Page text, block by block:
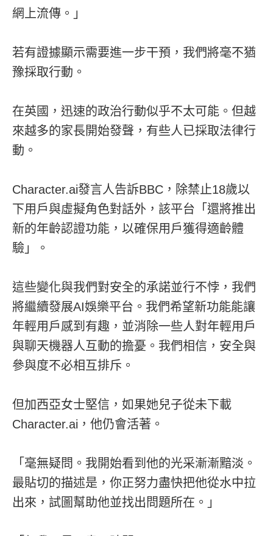
網上流傳。」
若有證據顯示需要進一步干預，我們將毫不猶
豫採取行動。
在英國，迅速的政治行動似乎不太可能。但越
來越多的家長開始發聲，有些人已採取法律行
動。
Character.ai發言人告訴BBC，除禁止18歲以
下用戶與虛擬角色對話外，該平台「還將推出
新的年齡認證功能，以確保用戶獲得適齡體
驗」。
這些變化與我們對安全的承諾並行不悖，我們
將繼續發展AI娛樂平台。我們希望新功能能讓
年輕用戶感到有趣，並消除一些人對年輕用戶
與聊天機器人互動的擔憂。我們相信，安全與
參與度不必相互排斥。
但加西亞女士堅信，如果她兒子從未下載
Character.ai，他仍會活著。
「毫無疑問。我開始看到他的光采漸漸黯淡。
最貼切的描述是，你正努力盡快把他從水中拉
出來，試圖幫助他並找出問題所在。」